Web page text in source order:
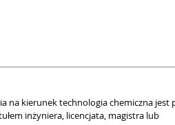
na kierunek technologia chemiczna jest
inżyniera, licencjata, magistra lub